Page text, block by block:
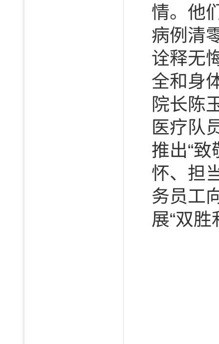
情。他
病例清
诠释无
全和身
院长陈
医疗队
推出“
怀、担
务员工
展“双